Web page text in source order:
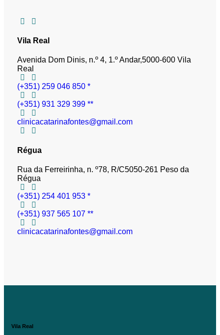
Vila Real
Avenida Dom Dinis, n.º 4, 1.º Andar,5000-600 Vila
Real
(+351) 259 046 850 *
(+351) 931 329 399 **
clinicacatarinafontes@gmail.com
Régua
Rua da Ferreirinha, n. º78, R/C5050-261 Peso da
Régua
(+351) 254 401 953 *
(+351) 937 565 107 **
clinicacatarinafontes@gmail.com
Vila Real